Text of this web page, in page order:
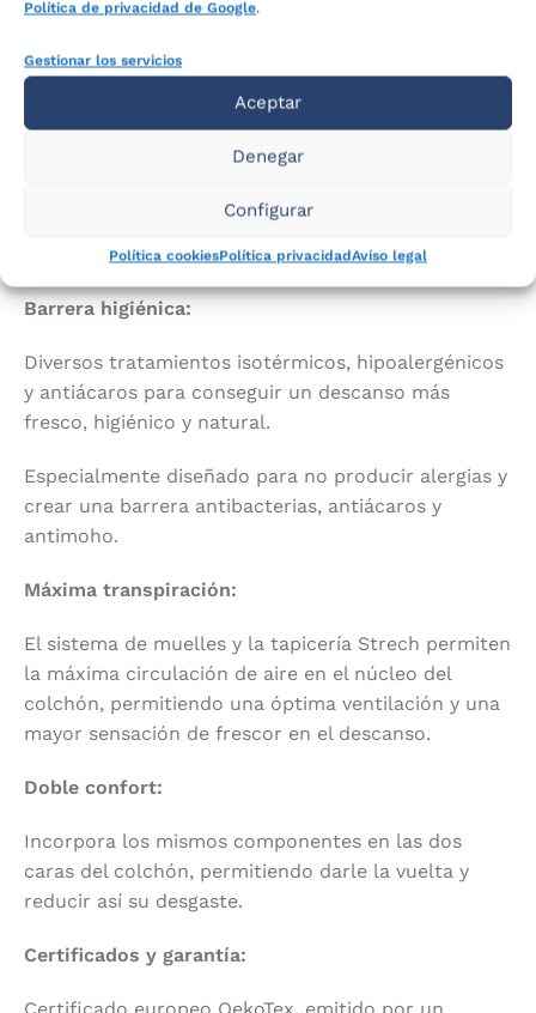
Política de privacidad de Google.
Gestionar los servicios
Aceptar
Denegar
Configurar
Política cookiesPolítica privacidadAviso legal
renunciar a la libertad de movimientos durante la
noche.
fibras hipoalergénicas que se amoldan al cuerpo
para mejorar la comodidad.
Barrera higiénica:
Diversos tratamientos isotérmicos, hipoalergénicos
y antiácaros para conseguir un descanso más
fresco, higiénico y natural.
Especialmente diseñado para no producir alergias y
crear una barrera antibacterias, antiácaros y
antimoho.
Máxima transpiración:
El sistema de muelles y la tapicería Strech permiten
la máxima circulación de aire en el núcleo del
colchón, permitiendo una óptima ventilación y una
mayor sensación de frescor en el descanso.
Doble confort:
Incorpora los mismos componentes en las dos
caras del colchón, permitiendo darle la vuelta y
reducir así su desgaste.
Certificados y garantía: